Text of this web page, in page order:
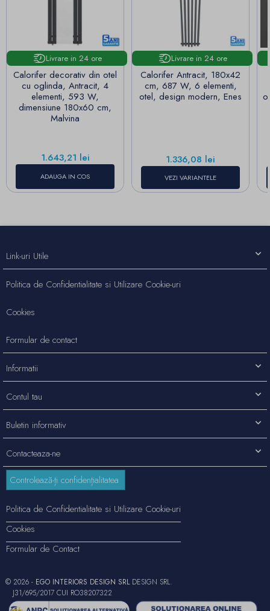
Livrare in 24 ore
Calorifer decorativ din otel
cu oglinda, Antracit, 4
elementi, 593 W,
dimensiune 180x60 cm,
Malvina
Pret
1.643,21 lei
ADAUGA IN COS
Livrare in 24 ore
Calorifer Antracit, 180x42
cm, 687 W, 6 elementi,
otel, design modern, Enes
Pret
1.336,08 lei
VEZI VARIANTELE
Contacteaza-ne
Link-uri Utile
Politica de Confidentialitate si Utilizare Cookie-uri
Cookies
Formular de contact
Informatii
Contul tau
Buletin informativ
Controlează-ți confidențialitatea
Politica de Confidentialitate si Utilizare Cookie-uri
Cookies
Formular de Contact
© 2026 - EGO INTERIORS DESIGN SRLDESIGN SRL.
J31/695/2017 CUI RO38207322